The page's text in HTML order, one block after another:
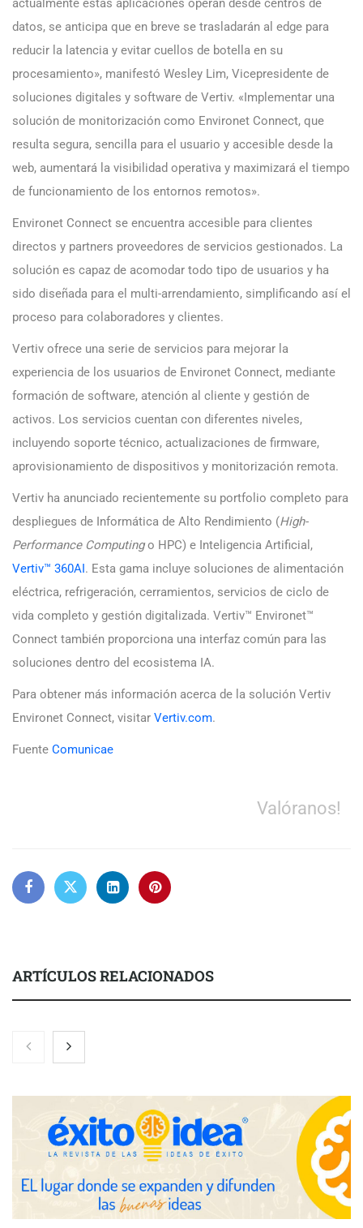
actualmente estas aplicaciones operan desde centros de
datos, se anticipa que en breve se trasladarán al edge para
reducir la latencia y evitar cuellos de botella en su
procesamiento», manifestó Wesley Lim, Vicepresidente de
soluciones digitales y software de Vertiv. «Implementar una
solución de monitorización como Environet Connect, que
resulta segura, sencilla para el usuario y accesible desde la
web, aumentará la visibilidad operativa y maximizará el tiempo
de funcionamiento de los entornos remotos».
Environet Connect se encuentra accesible para clientes
directos y partners proveedores de servicios gestionados. La
solución es capaz de acomodar todo tipo de usuarios y ha
sido diseñada para el multi-arrendamiento, simplificando así el
proceso para colaboradores y clientes.
Vertiv ofrece una serie de servicios para mejorar la
experiencia de los usuarios de Environet Connect, mediante
formación de software, atención al cliente y gestión de
activos. Los servicios cuentan con diferentes niveles,
incluyendo soporte técnico, actualizaciones de firmware,
aprovisionamiento de dispositivos y monitorización remota.
Vertiv ha anunciado recientemente su portfolio completo para
despliegues de Informática de Alto Rendimiento (High-
Performance Computingo HPC) e Inteligencia Artificial,
Vertiv™ 360AI. Esta gama incluye soluciones de alimentación
eléctrica, refrigeración, cerramientos, servicios de ciclo de
vida completo y gestión digitalizada. Vertiv™ Environet™
Connect también proporciona una interfaz común para las
soluciones dentro del ecosistema IA.
Para obtener más información acerca de la solución Vertiv
Environet Connect, visitar Vertiv.com.
Fuente Comunicae
Valóranos!
ARTÍCULOS RELACIONADOS
Nicols presenta seis modelos de anillos de compromiso para el
eclipse solar del 12 de agosto
Zoomex mejora su Strategy Center con herramientas
avanzadas para trading estratégico
COMPALISS de LYSOTRIC: cuando un solo producto multiplica
las posibilidades del salón profesional